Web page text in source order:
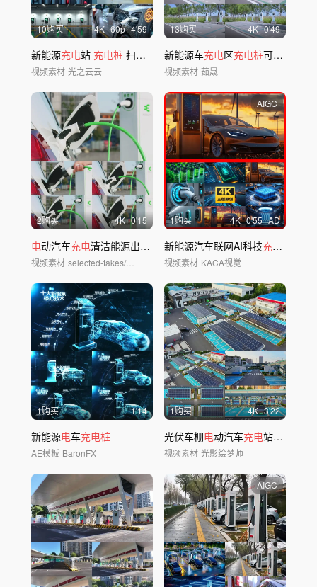
10购买 4K 60p 4'59
新能源充电站 充电桩 扫码 充电
视频素材 光之云云
13购买 4K 0'49
新能源车充电区充电桩可充电
视频素材 茹晟
2购买 4K 0'15
电动汽车充电清洁能源出行车没 电了电车盖
视频素材 selected-takes/华夏视觉
AIGC
1购买 4K 0'55 AD
新能源汽车联网AI科技充电桩
视频素材 KACA视觉
1购买 1'14
新能源电车充电桩
AE模板 BaronFX
1购买 4K 3'22
光伏车棚电动汽车充电站光伏停车场
视频素材 光影绘梦师
AIGC